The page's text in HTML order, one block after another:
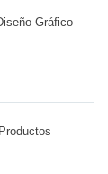
Gráfico